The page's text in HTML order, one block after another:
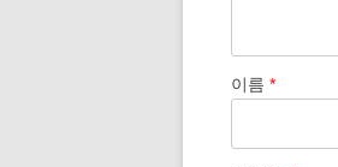
이름 *